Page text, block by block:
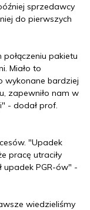
sprzedawcy
do pierwszych
pakietu
Miało to
wykonane bardziej
zapewniło nam w
- dodał prof.
"Upadek
pracę utraciły
upadek PGR-ów" -
wiedzieliśmy